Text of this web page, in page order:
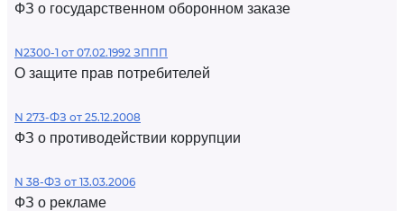
ФЗ о государственном оборонном заказе
N2300-1 от 07.02.1992 ЗППП
О защите прав потребителей
N 273-ФЗ от 25.12.2008
ФЗ о противодействии коррупции
N 38-ФЗ от 13.03.2006
ФЗ о рекламе